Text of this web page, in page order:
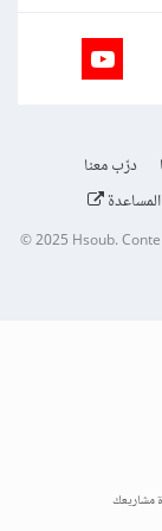
درّب معنا
© 2025Hsoub.